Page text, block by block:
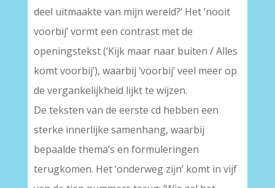
deel uitmaakte van mijn wereld?‘ Het ‘nooit
voorbij’ vormt een contrast met de
openingstekst (‘Kijk maar naar buiten / Alles
komt voorbij’), waarbij ‘voorbij’ veel meer op
de vergankelijkheid lijkt te wijzen.
De teksten van de eerste cd hebben een
sterke innerlijke samenhang, waarbij
bepaalde thema’s en formuleringen
terugkomen. Het ‘onderweg zijn’ komt in vijf